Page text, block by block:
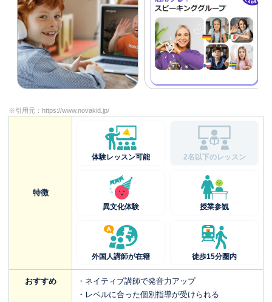
※引用元： https://www.novakid.jp/
特徴
体験レッスン可能 2名以下のレッスン
異文化体験 授業参観
外国人講師が在籍 徒歩15分圏内
おすすめ
・ネイティブ講師で発音力アップ
・レベルに合った個別指導が受けられる